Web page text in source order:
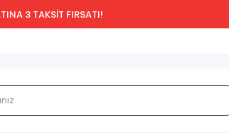
3 TAKSİT FIRSATI!